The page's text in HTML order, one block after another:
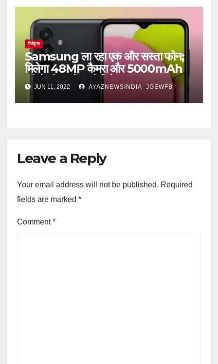
गैजेट्स
Samsung ला रहा एक और सस्ता फोन;
मिलेगा 48MP कैमरा और 5000mAh
की बैटरी, जानें सभी डिटेल्स
JUN 11, 2022 AYAZNEWSINDIA_JGEWFB
Leave a Reply
Your email address will not be published. Required
fields are marked *
Comment*